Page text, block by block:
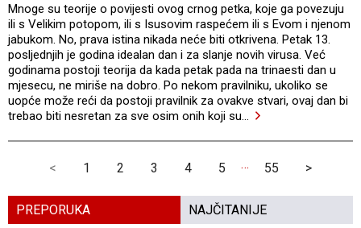
Mnoge su teorije o povijesti ovog crnog petka, koje ga povezuju
ili s Velikim potopom, ili s Isusovim raspećem ili s Evom i njenom
jabukom. No, prava istina nikada neće biti otkrivena. Petak 13.
posljednjih je godina idealan dan i za slanje novih virusa. Već
godinama postoji teorija da kada petak pada na trinaesti dan u
mjesecu, ne miriše na dobro. Po nekom pravilniku, ukoliko se
uopće može reći da postoji pravilnik za ovakve stvari, ovaj dan bi
trebao biti nesretan za sve osim onih koji su…
< 1 2 3 4 5 … 55 >
PREPORUKA NAJČITANIJE